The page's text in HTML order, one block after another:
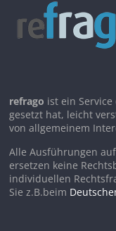
refrago ist ein
gesetzt hat, leicht
von allgemeinem
Alle Ausführungen
ersetzen keine
individuellen
Sie z.B.beim